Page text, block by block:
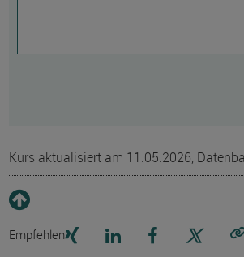
Kurs aktualisiert am 11.05.2026,
Empfehlen